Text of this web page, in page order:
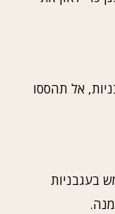
אל תהססו
בעגבניות